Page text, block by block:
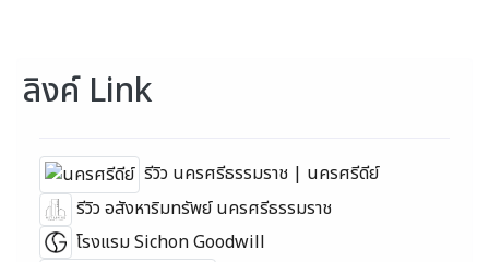
ลิงค์ Link
รีวิว นครศรีธรรมราช | นครศรีดีย์
รีวิว อสังหาริมทรัพย์ นครศรีธรรมราช
โรงแรม Sichon Goodwill